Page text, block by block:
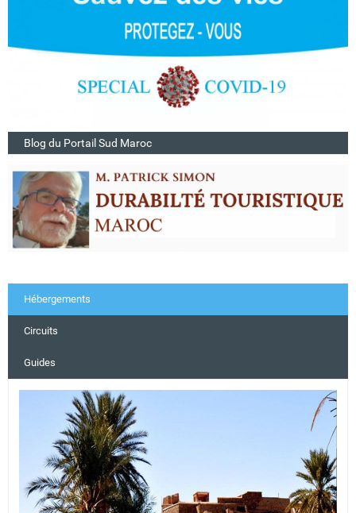
Blog du Portail Sud Maroc
Hébergements
Circuits
Guides